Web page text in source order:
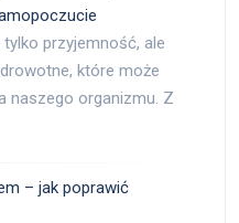
przyjemność, ale
które może
naszego organizmu. Z
– jak poprawić